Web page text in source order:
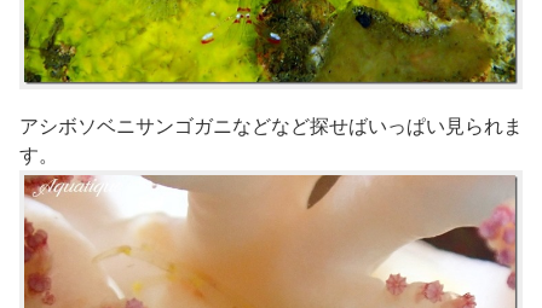
アシボソベニサンゴガニなどなど探せばいっぱい見られま
す。